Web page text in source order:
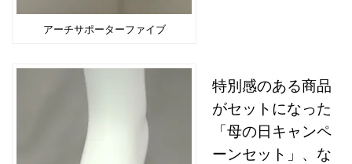
アーチサポーターファイブ
特別感のある商品
がセットになった
「母の日キャンペ
ーンセット」、な